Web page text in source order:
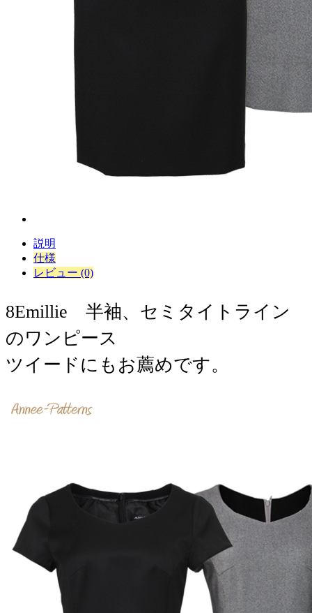
説明
仕様
レビュー (0)
​8Emillie 半袖、セミタイトライン
のワンピース
ツイードにもお薦めです。